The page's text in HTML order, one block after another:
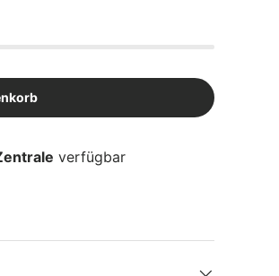
verfügbar